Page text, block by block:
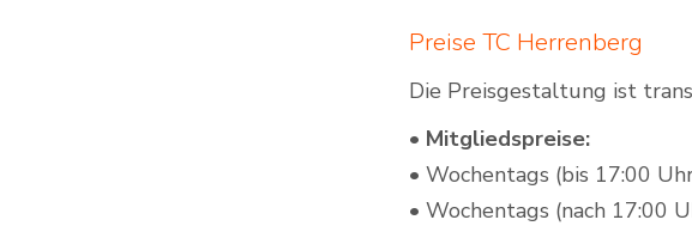
Preise TC Herrenberg
Die Preisgestaltung ist
• Mitgliedspreise:
• Wochentags (bis 17:00
• Wochentags (nach 17:00